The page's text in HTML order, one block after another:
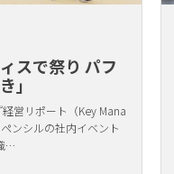
スで祭り パフ
」
営リポート（Key Mana
ンシルの社内イベント
…